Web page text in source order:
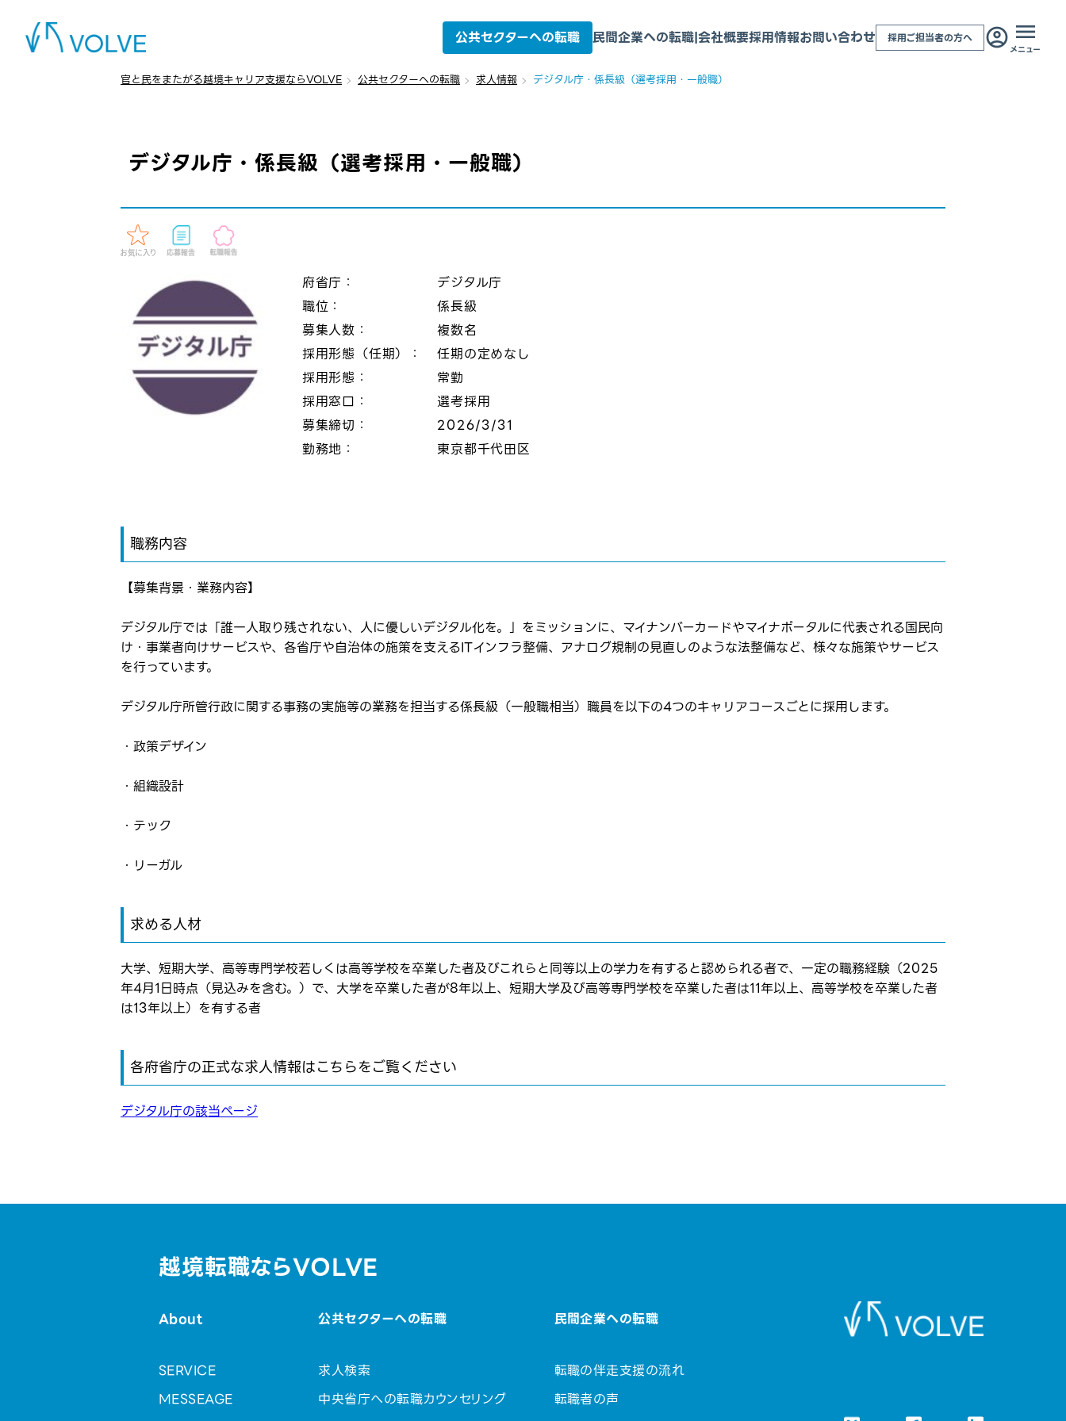
公共セクターへの転職 民間企業への転職|会社概要採用情報お問い合わせ 採用ご担当者の方へ
メニュー
応募完了通知をする
転職報告をする
ログイン
官と民をまたがる越境キャリア支援ならVOLVE 公共セクターへの転職 求人情報 デジタル庁・係長級（選考採用・一般職）
デジタル庁・係長級（選考採用・一般職）
府省庁：
デジタル庁
職位：
係長級
募集人数：
複数名
採用形態（任期）：
任期の定めなし
採用形態：
常勤
採用窓口：
選考採用
募集締切：
2026/3/31
勤務地：
東京都千代田区
職務内容
【募集背景・業務内容】
デジタル庁では「誰一人取り残されない、人に優しいデジタル化を。」をミッションに、マイナンバーカードやマイナポータルに代表される国民向
け・事業者向けサービスや、各省庁や自治体の施策を支えるITインフラ整備、アナログ規制の見直しのような法整備など、様々な施策やサービス
を行っています。
デジタル庁所管行政に関する事務の実施等の業務を担当する係長級（一般職相当）職員を以下の4つのキャリアコースごとに採用します。
・政策デザイン
・組織設計
・テック
・リーガル
求める人材
大学、短期大学、高等専門学校若しくは高等学校を卒業した者及びこれらと同等以上の学力を有すると認められる者で、一定の職務経験（2025
年4月1日時点（見込みを含む。）で、大学を卒業した者が8年以上、短期大学及び高等専門学校を卒業した者は11年以上、高等学校を卒業した者
は13年以上）を有する者
各府省庁の正式な求人情報はこちらをご覧ください
デジタル庁の該当ページ
越境転職ならVOLVE
About
SERVICE
MESSEAGE
公共セクターへの転職
求人検索
中央省庁への転職カウンセリング
民間企業への転職
転職の伴走支援の流れ
転職者の声